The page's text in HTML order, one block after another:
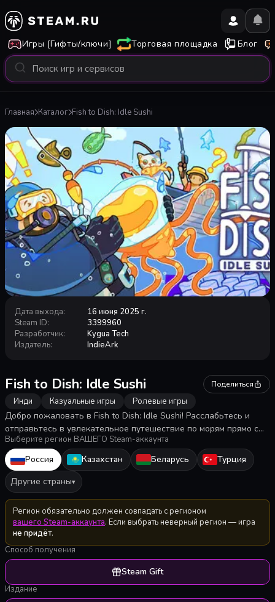
Игры [Гифты/ключи] Торговая площадка Блог
Главная Каталог Fish to Dish: Idle Sushi
Дата выхода:
16 июня 2025 г.
Steam ID:
3399960
Разработчик:
Kygua Tech
Издатель: IndieArk
Fish to Dish: Idle Sushi Поделиться
Инди Казуальные игры Ролевые игры
Добро пожаловать в Fish to Dish: Idle Sushi! Расслабьтесь и
отправьтесь в увлекательное путешествие по морям прямо с
рабочего стола. Это уютная idle-игра про рыбалку, которая
всегда под рукой — в нижней части экрана или в уголке, где не
мешает работе, но радует каждый раз, когда вы на неё
взглянете!
Выберите регион ВАШЕГО Steam-аккаунта
Россия Казахстан Беларусь
Турция
Другие страны▾
Регион обязательно должен совпадать с регионом
вашего Steam-аккаунта. Если выбрать неверный регион — игра
не придёт.
Способ получения
Steam Gift
Издание